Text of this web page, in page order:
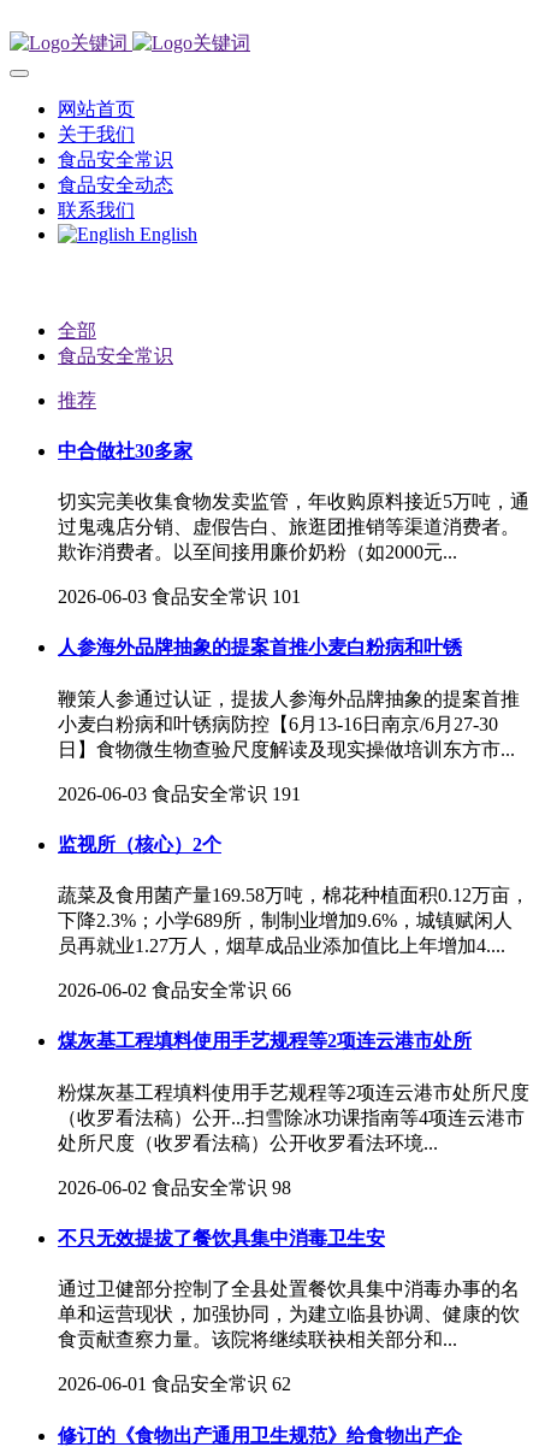
网站首页
关于我们
食品安全常识
食品安全动态
联系我们
English
全部
食品安全常识
推荐
中合做社30多家
切实完美收集食物发卖监管，年收购原料接近5万吨，通
过鬼魂店分销、虚假告白、旅逛团推销等渠道消费者。
欺诈消费者。以至间接用廉价奶粉（如2000元...
2026-06-03 食品安全常识 101
人参海外品牌抽象的提案首推小麦白粉病和叶锈
鞭策人参通过认证，提拔人参海外品牌抽象的提案首推
小麦白粉病和叶锈病防控【6月13-16日南京/6月27-30
日】食物微生物查验尺度解读及现实操做培训东方市...
2026-06-03 食品安全常识 191
监视所（核心）2个
蔬菜及食用菌产量169.58万吨，棉花种植面积0.12万亩，
下降2.3%；小学689所，制制业增加9.6%，城镇赋闲人
员再就业1.27万人，烟草成品业添加值比上年增加4....
2026-06-02 食品安全常识 66
煤灰基工程填料使用手艺规程等2项连云港市处所
粉煤灰基工程填料使用手艺规程等2项连云港市处所尺度
（收罗看法稿）公开...扫雪除冰功课指南等4项连云港市
处所尺度（收罗看法稿）公开收罗看法环境...
2026-06-02 食品安全常识 98
不只无效提拔了餐饮具集中消毒卫生安
通过卫健部分控制了全县处置餐饮具集中消毒办事的名
单和运营现状，加强协同，为建立临县协调、健康的饮
食贡献查察力量。该院将继续联袂相关部分和...
2026-06-01 食品安全常识 62
修订的《食物出产通用卫生规范》给食物出产企